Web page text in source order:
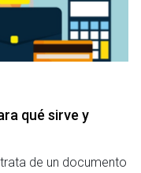
qué sirve y
de un documento